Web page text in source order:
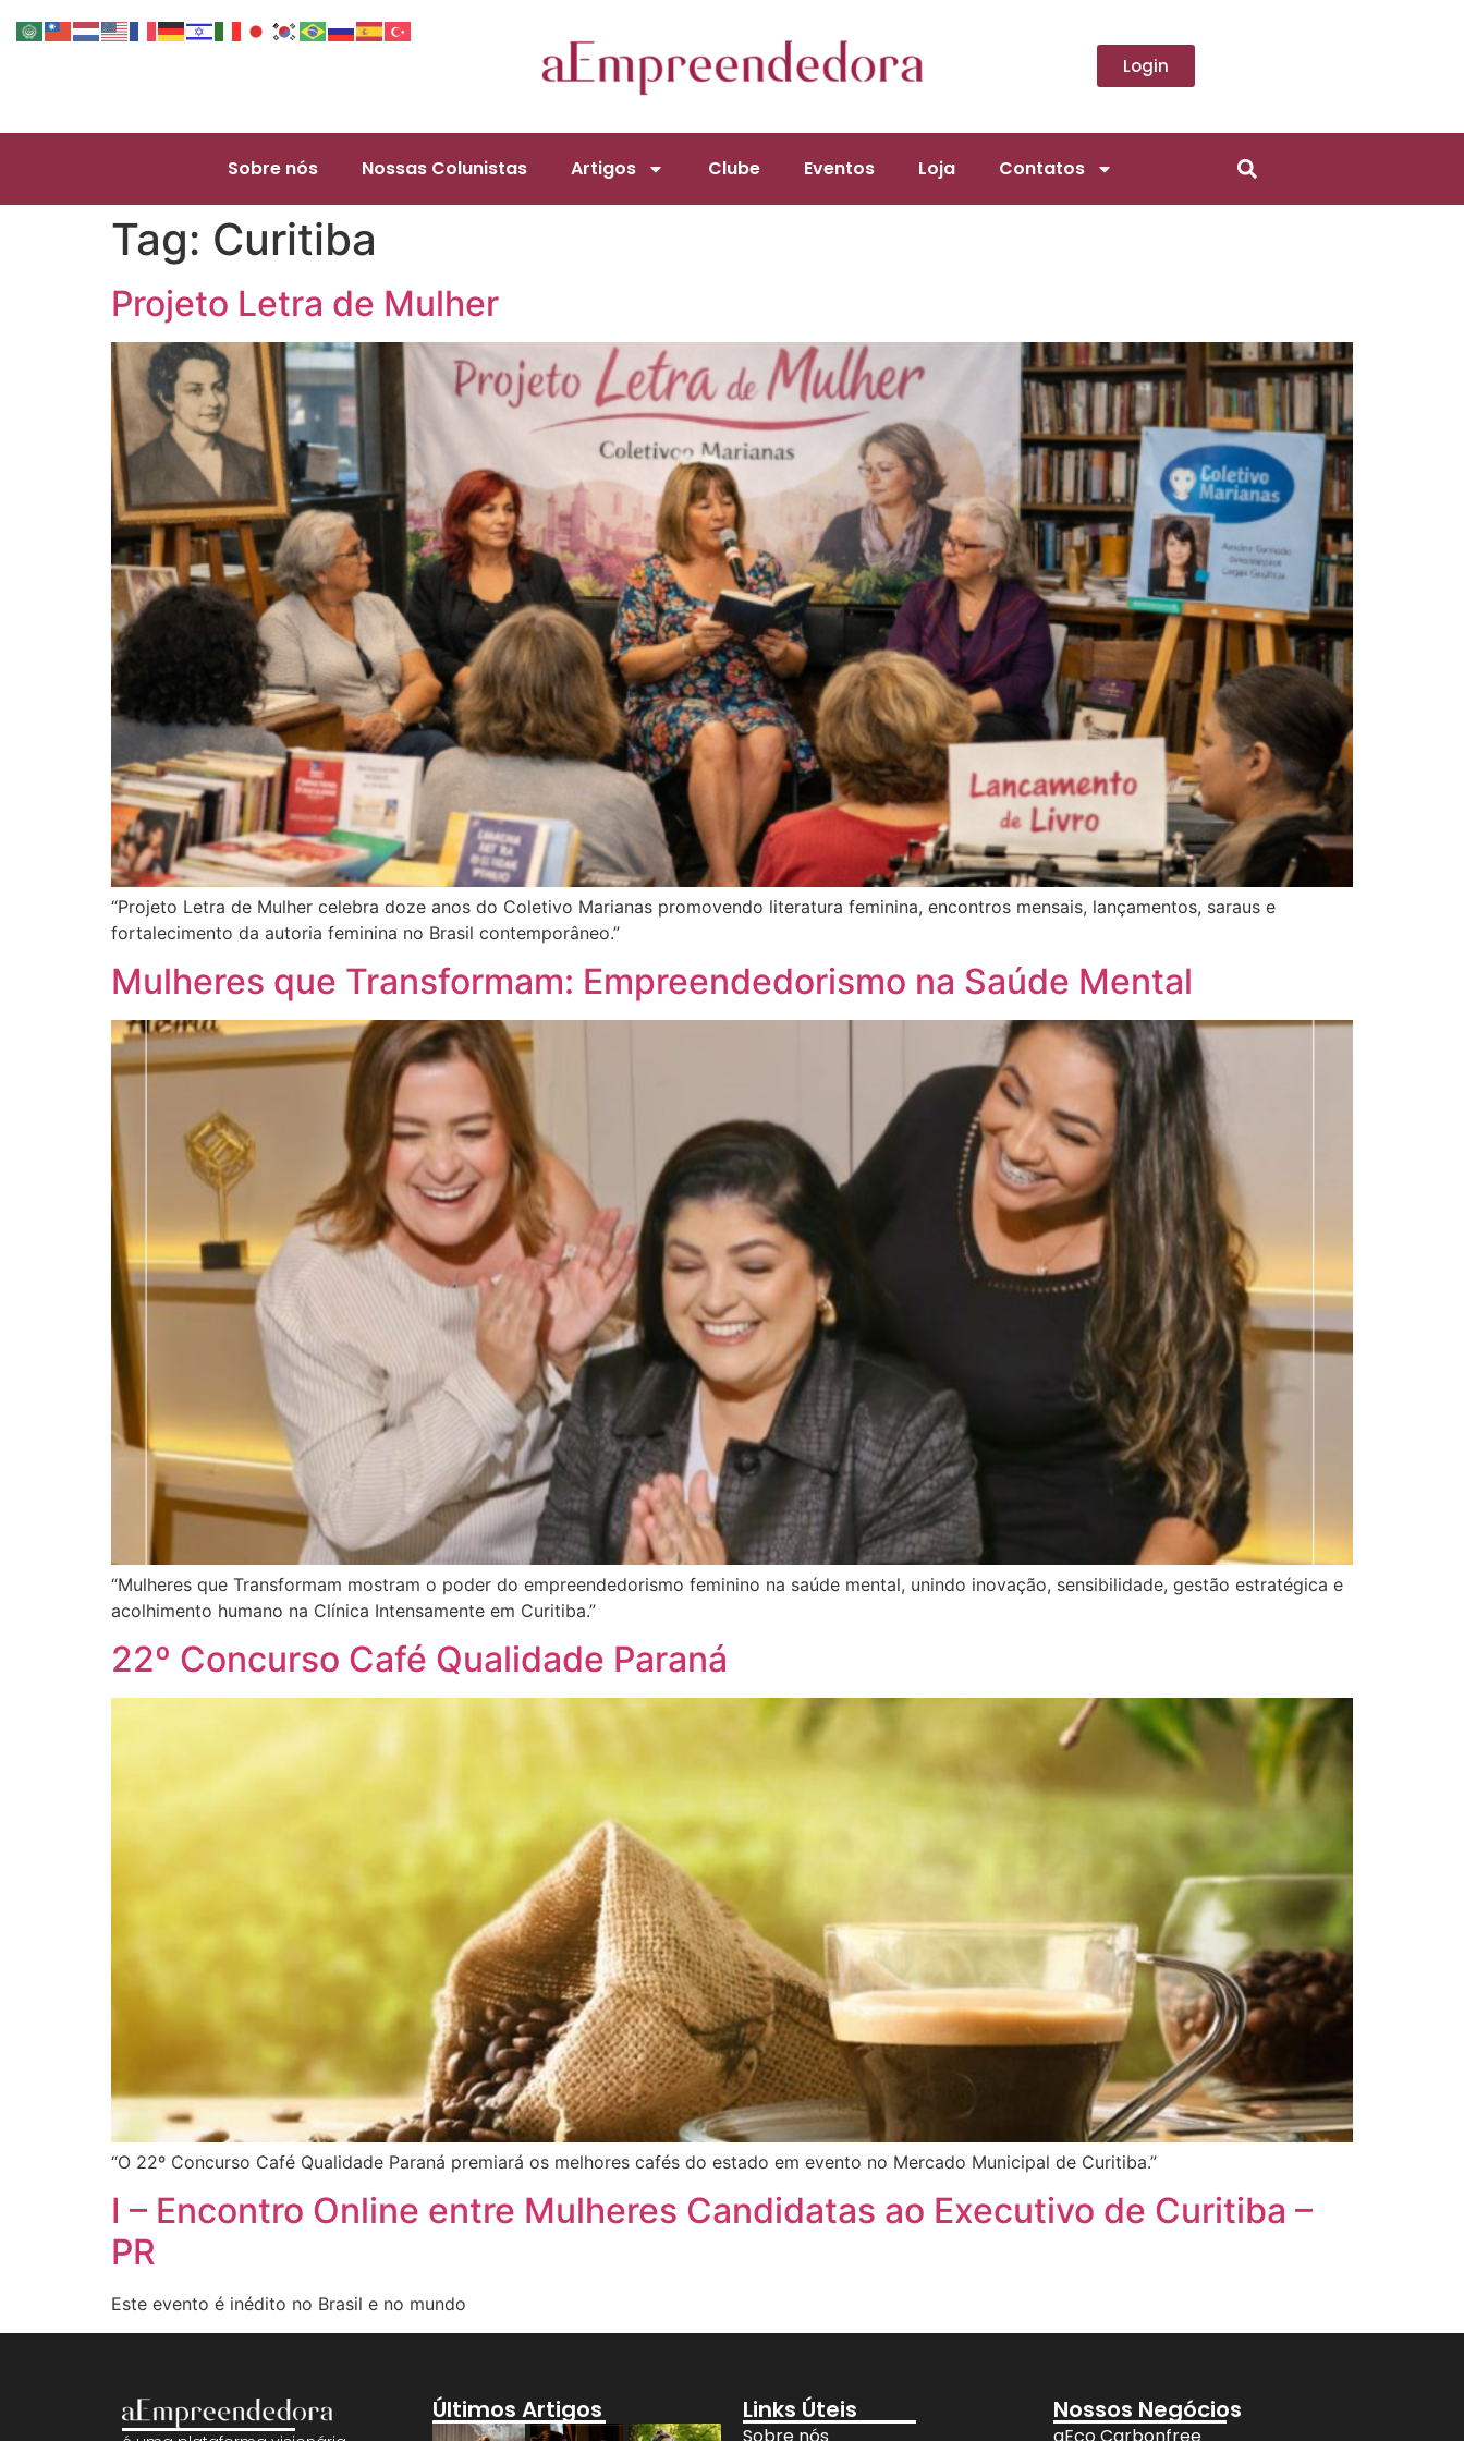
Login
Sobre nós Nossas Colunistas Artigos Clube Eventos Loja Contatos
Tag: Curitiba
Projeto Letra de Mulher
“Projeto Letra de Mulher celebra doze anos do Coletivo Marianas promovendo literatura feminina, encontros mensais, lançamentos, saraus e
fortalecimento da autoria feminina no Brasil contemporâneo.”
Mulheres que Transformam: Empreendedorismo na Saúde Mental
“Mulheres que Transformam mostram o poder do empreendedorismo feminino na saúde mental, unindo inovação, sensibilidade, gestão estratégica e
acolhimento humano na Clínica Intensamente em Curitiba.”
22º Concurso Café Qualidade Paraná
“O 22º Concurso Café Qualidade Paraná premiará os melhores cafés do estado em evento no Mercado Municipal de Curitiba.”
I – Encontro Online entre Mulheres Candidatas ao Executivo de Curitiba –
PR
Este evento é inédito no Brasil e no mundo
Últimos Artigos Links Úteis
Sobre nós
Nossos Negócios
aEco Carbonfree